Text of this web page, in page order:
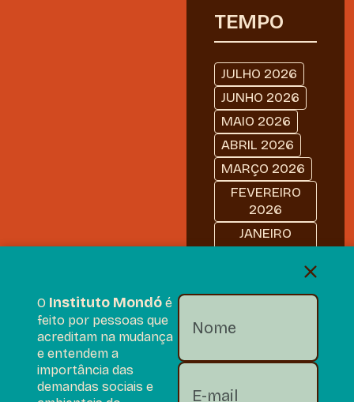
TEMPO
JULHO 2026
JUNHO 2026
MAIO 2026
ABRIL 2026
MARÇO 2026
FEVEREIRO
2026
JANEIRO
2026
2025
OUTUBRO
SETEMBRO
O Instituto Mondó é
feito por pessoas que
acreditam na mudança
e entendem a
importância das
demandas sociais e